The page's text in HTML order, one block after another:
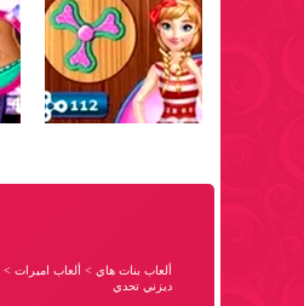
ألعاب بنات هاي > ألعاب اميرات >
ديزني تحدي